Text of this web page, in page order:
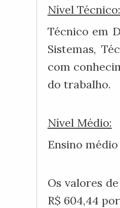
Nível Técnico:
Técnico em
Sistemas,
com
do trabalho.
Nível Médio:
Ensino
Os valores
R$ 604,44